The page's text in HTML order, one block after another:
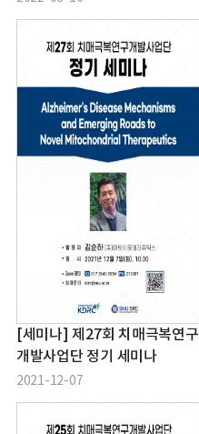
[세미나] 제27회 치매극복연구
개발사업단 정기 세미나
2021-12-07